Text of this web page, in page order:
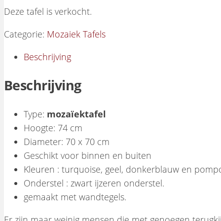
Deze tafel is verkocht.
Categorie: Mozaiek Tafels
Beschrijving
Beschrijving
Type: mozaïektafel
Hoogte: 74 cm
Diameter: 70 x 70 cm
Geschikt voor binnen en buiten
Kleuren : turquoise, geel, donkerblauw en
Onderstel : zwart ijzeren onderstel.
gemaakt met wandtegels.